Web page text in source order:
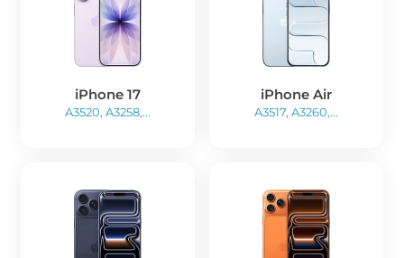
iPhone 17
A3520, A3258,...
iPhone Air
A3517, A3260,...